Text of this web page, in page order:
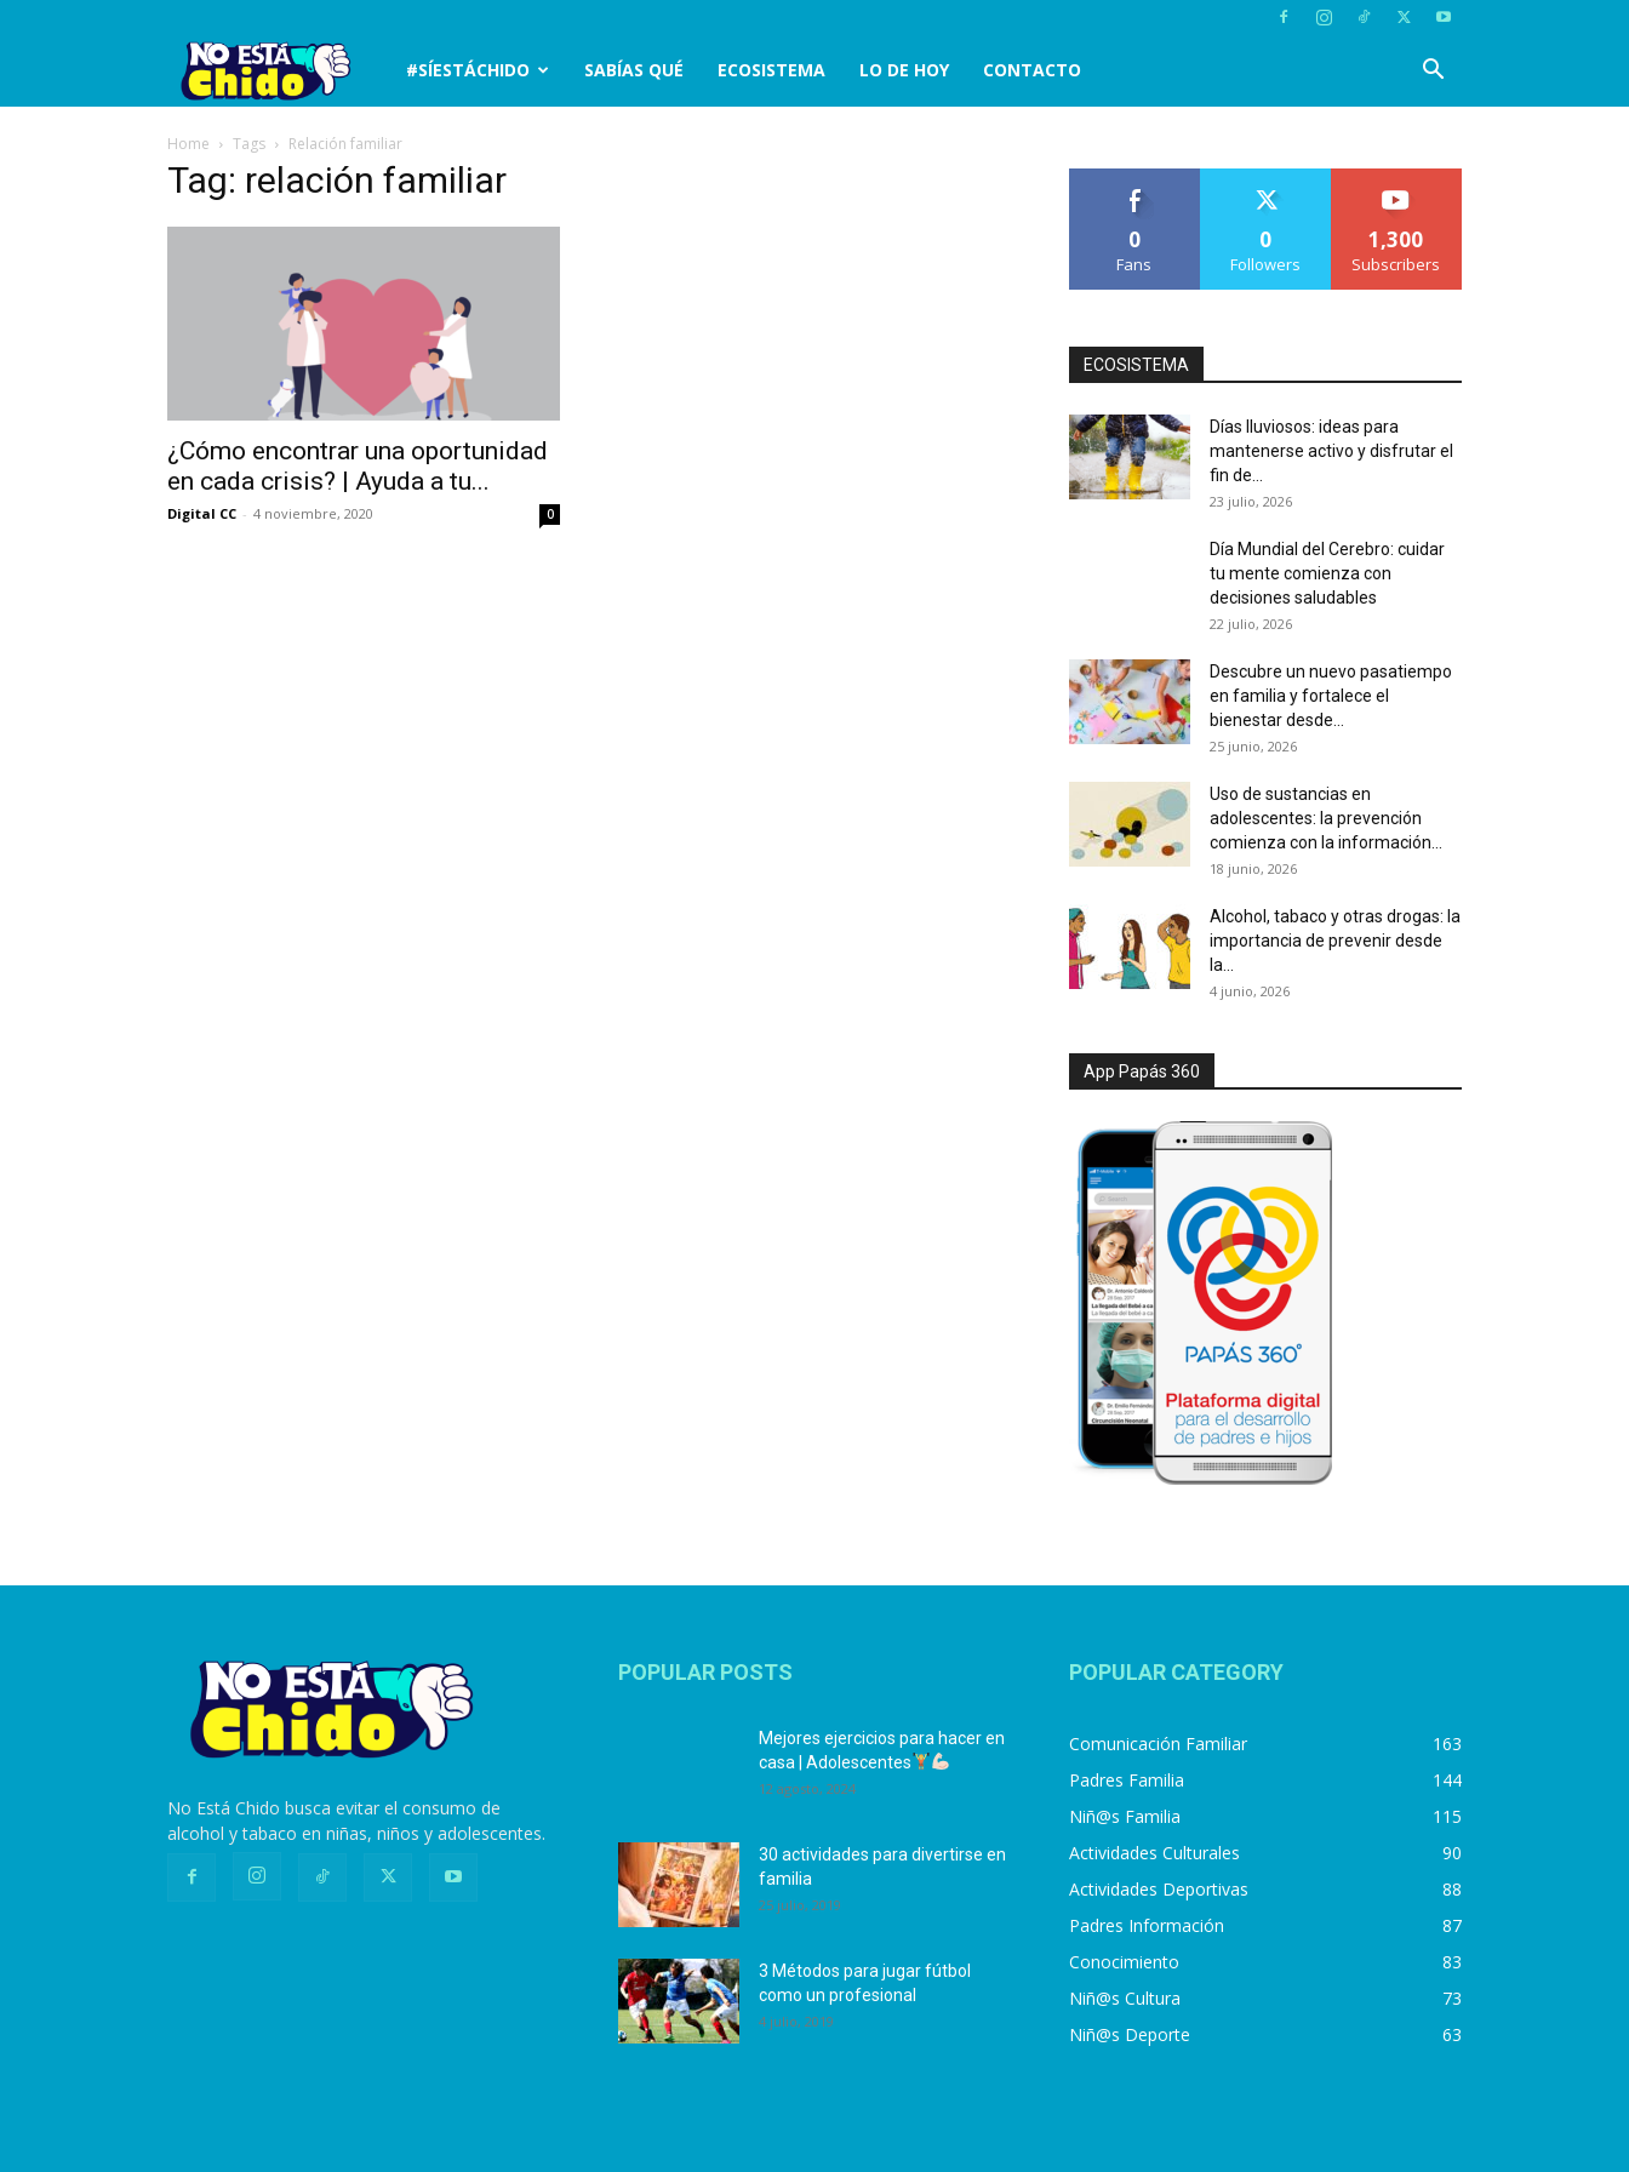
No
está
#SÍESTÁCHIDO SABÍAS QUÉ ECOSISTEMA LO DE HOY CONTACTO
Home Tags Relación familiar
Tag: relación familiar
¿Cómo encontrar una oportunidad
en cada crisis? | Ayuda a tu...
Digital CC - 4 noviembre, 2020 0
0
Fans
0
Followers
1,300
Subscribers
ECOSISTEMA
Días lluviosos: ideas para
mantenerse activo y disfrutar el
fin de...
23 julio, 2026
Día Mundial del Cerebro: cuidar
tu mente comienza con
decisiones saludables
22 julio, 2026
Descubre un nuevo pasatiempo
en familia y fortalece el
bienestar desde...
25 junio, 2026
Uso de sustancias en
adolescentes: la prevención
comienza con la información...
18 junio, 2026
Alcohol, tabaco y otras drogas: la
importancia de prevenir desde
la...
4 junio, 2026
App Papás 360
No Está Chido busca evitar el consumo de
alcohol y tabaco en niñas, niños y adolescentes.
POPULAR POSTS
Mejores ejercicios para hacer en
casa | Adolescentes
12 agosto, 2024
30 actividades para divertirse en
familia
25 julio, 2019
3 Métodos para jugar fútbol
como un profesional
4 julio, 2019
POPULAR CATEGORY
Comunicación Familiar
163
Padres Familia
144
Niñ@s Familia
115
Actividades Culturales
90
Actividades Deportivas
88
Padres Información
87
Conocimiento
83
Niñ@s Cultura
73
Niñ@s Deporte
63